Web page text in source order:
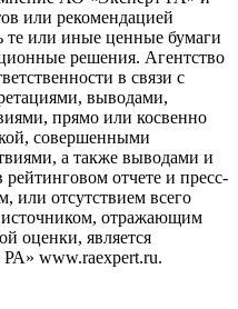
или рекомендацией
те или иные ценные бумаги
решения. Агентство
в связи с
выводами,
прямо или косвенно
совершенными
а также выводами и
отчете и пресс-
или отсутствием всего
отражающим
оценки, является
www.raexpert.ru.